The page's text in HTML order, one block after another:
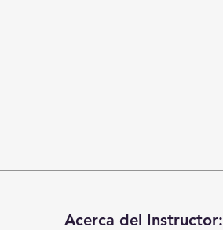
Acerca del Instructor: